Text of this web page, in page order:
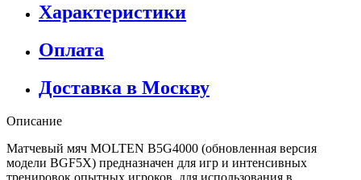
Характеристики
Оплата
Доставка в Москву
Описание
Матчевый мяч MOLTEN B5G4000 (обновленная версия
модели BGF5X) предназначен для игр и интенсивных